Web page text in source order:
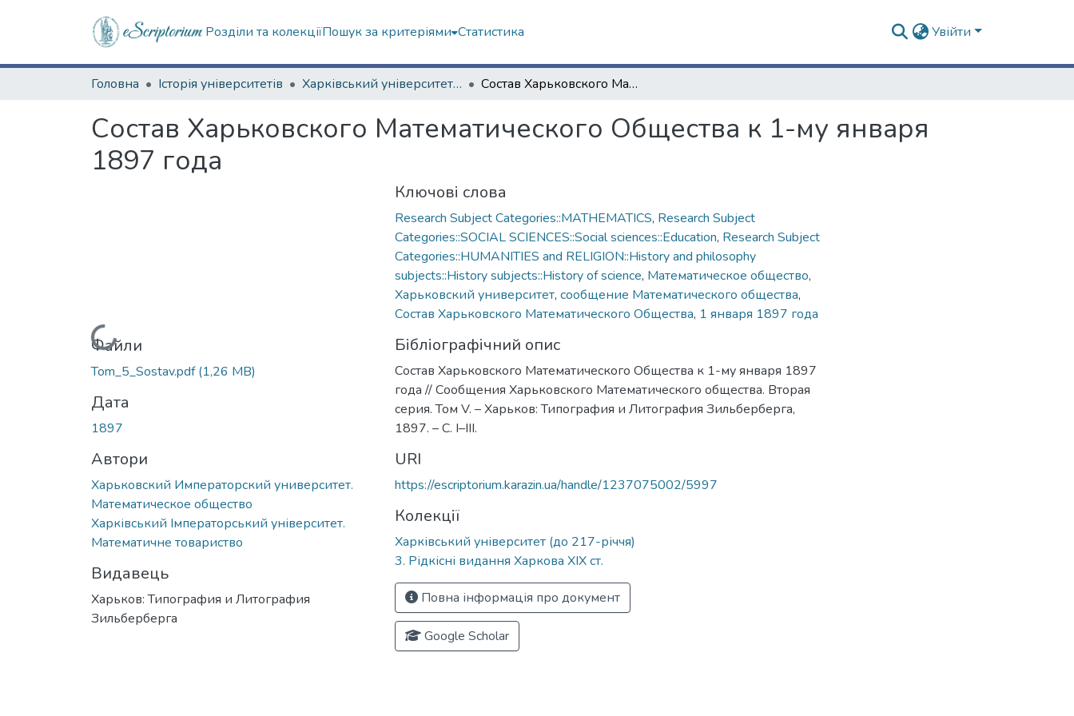
Розділи та колекціїПошук за критеріями Статистика Увійти
Головна Історія університетів Харківський університет (до 217-річчя) Состав Харьковского Математического Общества к 1-му января 1897 года
Состав Харьковского Математического Общества к 1-му января
1897 года
Вантажиться...
Файли
Tom_5_Sostav.pdf(1,26 MB)
Дата
1897
Автори
Харьковский Императорский университет.
Математическое общество
Харківський Імператорський університет.
Математичне товариство
Видавець
Харьков: Типография и Литография
Зильберберга
Ключові слова
Research Subject Categories::MATHEMATICS, Research Subject
Categories::SOCIAL SCIENCES::Social sciences::Education, Research Subject
Categories::HUMANITIES and RELIGION::History and philosophy
subjects::History subjects::History of science, Математическое общество,
Харьковский университет, сообщение Математического общества,
Состав Харьковского Математического Общества, 1 января 1897 года
Бібліографічний опис
Состав Харьковского Математического Общества к 1-му января 1897
года // Сообщения Харьковского Математического общества. Вторая
серия. Том V. – Харьков: Типография и Литография Зильберберга,
1897. – С. I–III.
URI
https://escriptorium.karazin.ua/handle/1237075002/5997
Колекції
Харківський університет (до 217-річчя)
3. Рідкісні видання Харкова ХІХ ст.
Повна інформація про документ
Google Scholar